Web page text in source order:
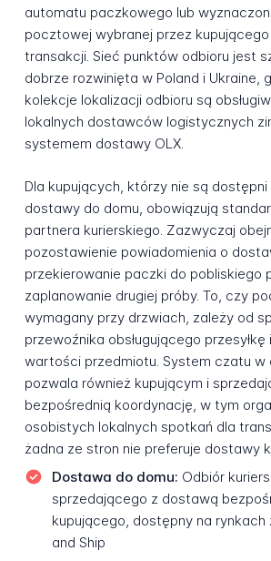
automatu paczkowego lub
pocztowej wybranej przez
transakcji. Sieć punktów odbioru jest
dobrze rozwinięta w Poland i Ukraine,
kolekcje lokalizacji odbioru są
lokalnych dostawców logistycznych
systemem dostawy OLX.
Dla kupujących, którzy nie są
dostawy do domu, obowiązują
partnera kurierskiego. Zazwyczaj
pozostawienie powiadomienia o
przekierowanie paczki do pobliskiego
zaplanowanie drugiej próby. To, czy
wymagany przy drzwiach, zależy od
przewoźnika obsługującego
wartości przedmiotu. System czatu w
pozwala również kupującym i
bezpośrednią koordynację, w tym
osobistych lokalnych spotkań dla
żadna ze stron nie preferuje dostawy
Dostawa do domu: Odbiór
sprzedającego z dostawą
kupującego, dostępny na rynkach
and Ship